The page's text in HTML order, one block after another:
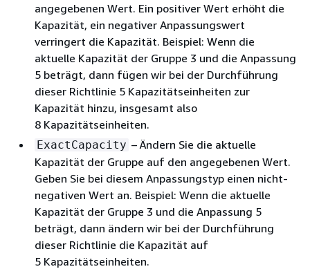
angegebenen Wert. Ein positiver Wert erhöht die
Kapazität, ein negativer Anpassungswert
verringert die Kapazität. Beispiel: Wenn die
aktuelle Kapazität der Gruppe 3 und die Anpassung
5 beträgt, dann fügen wir bei der Durchführung
dieser Richtlinie 5 Kapazitätseinheiten zur
Kapazität hinzu, insgesamt also
8 Kapazitätseinheiten.
ExactCapacity – Ändern Sie die aktuelle
Kapazität der Gruppe auf den angegebenen Wert.
Geben Sie bei diesem Anpassungstyp einen nicht-
negativen Wert an. Beispiel: Wenn die aktuelle
Kapazität der Gruppe 3 und die Anpassung 5
beträgt, dann ändern wir bei der Durchführung
dieser Richtlinie die Kapazität auf
5 Kapazitätseinheiten.